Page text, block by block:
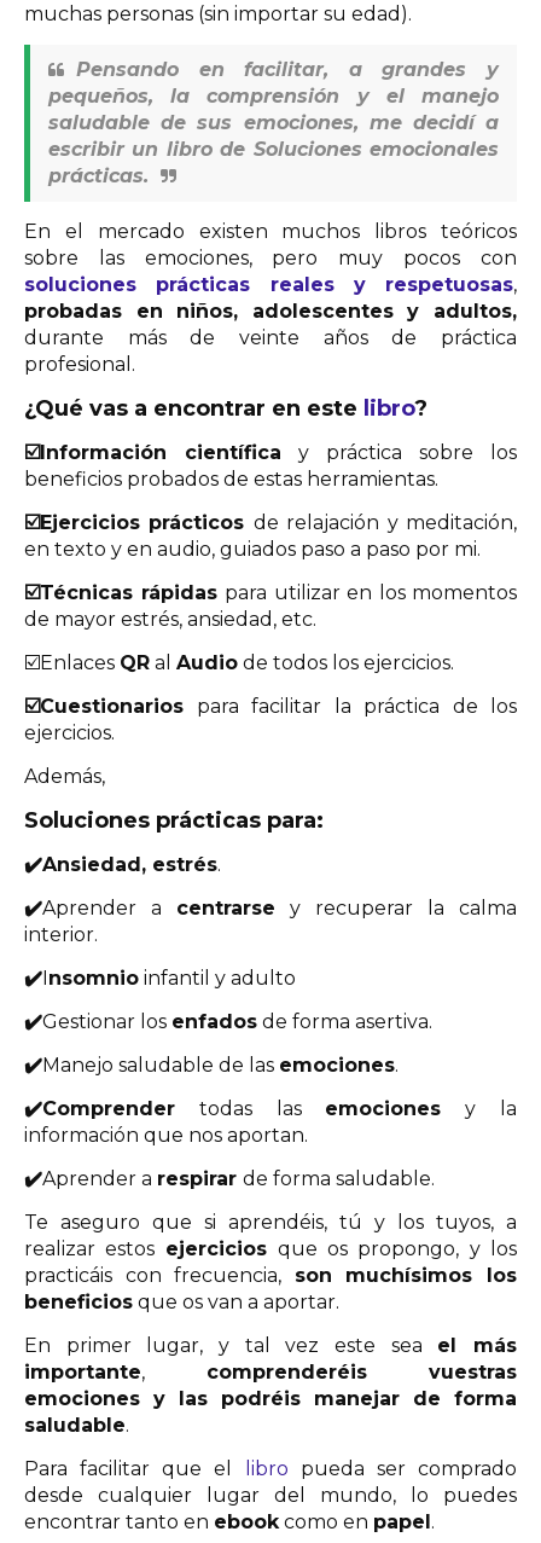
muchas personas (sin importar su edad).
Pensando en facilitar, a grandes y
pequeños, la comprensión y el manejo
saludable de sus emociones, me decidí a
escribir un libro de Soluciones emocionales
prácticas.
En el mercado existen muchos libros teóricos
sobre las emociones, pero muy pocos con
soluciones prácticas reales y respetuosas,
probadas en niños, adolescentes y adultos,
durante más de veinte años de práctica
profesional.
¿Qué vas a encontrar en este libro?
☑️Información científica y práctica sobre los
beneficios probados de estas herramientas.
☑️Ejercicios prácticos de relajación y meditación,
en texto y en audio, guiados paso a paso por mi.
☑️Técnicas rápidas para utilizar en los momentos
de mayor estrés, ansiedad, etc.
☑️Enlaces QR al Audio de todos los ejercicios.
☑️Cuestionarios para facilitar la práctica de los
ejercicios.
Además,
Soluciones prácticas para:
✔️Ansiedad, estrés.
✔️Aprender a centrarse y recuperar la calma
interior.
✔️Insomnio infantil y adulto
✔️Gestionar los enfados de forma asertiva.
✔️Manejo saludable de las emociones.
✔️Comprender todas las emociones y la
información que nos aportan.
✔️Aprender a respirar de forma saludable.
Te aseguro que si aprendéis, tú y los tuyos, a
realizar estos ejercicios que os propongo, y los
practicáis con frecuencia, son muchísimos los
beneficios que os van a aportar.
En primer lugar, y tal vez este sea el más
importante, comprenderéis vuestras
emociones y las podréis manejar de forma
saludable.
Para facilitar que el
libro pueda ser comprado
desde cualquier lugar del mundo, lo puedes
encontrar tanto en ebookcomo en papel.